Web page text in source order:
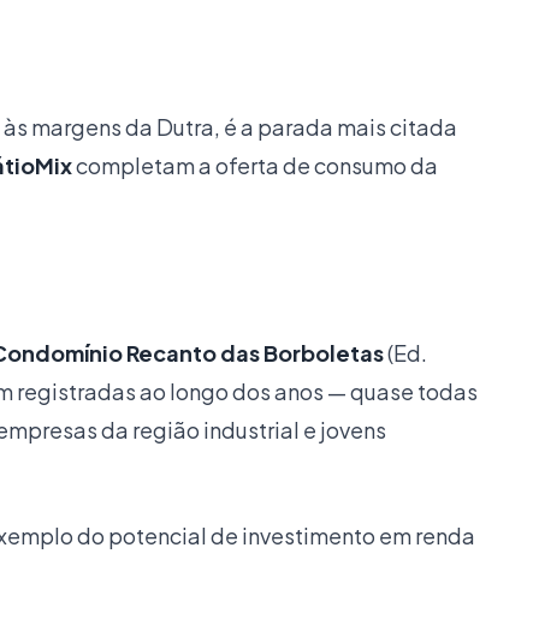
às margens da Dutra, é a parada mais citada
completam a oferta de consumo da
Recanto das Borboletas(Ed.
registradas ao longo dos anos — quase todas
da região industrial e jovens
do potencial de investimento em renda